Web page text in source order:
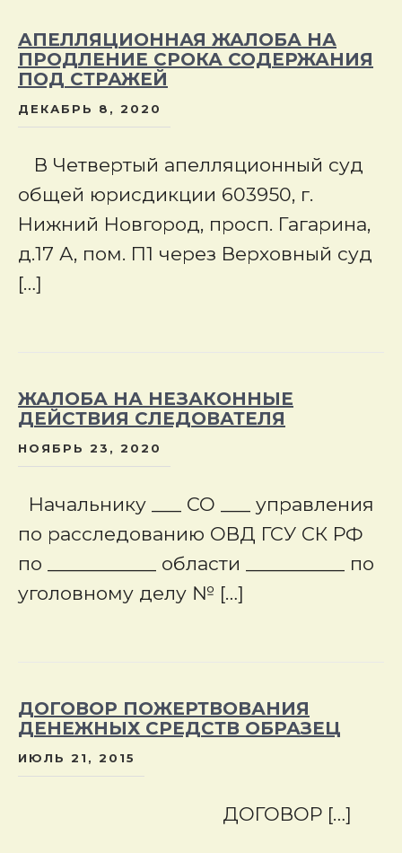
АПЕЛЛЯЦИОННАЯ ЖАЛОБА НА
ПРОДЛЕНИЕ СРОКА СОДЕРЖАНИЯ
ПОД СТРАЖЕЙ
ДЕКАБРЬ 8, 2020
В Четвертый апелляционный суд
общей юрисдикции 603950, г.
Нижний Новгород, просп. Гагарина,
д.17 А, пом. П1 через Верховный суд
[…]
ЖАЛОБА НА НЕЗАКОННЫЕ
ДЕЙСТВИЯ СЛЕДОВАТЕЛЯ
НОЯБРЬ 23, 2020
Начальнику ___ СО ___ управления
по расследованию ОВД ГСУ СК РФ
по ___________ области __________ по
уголовному делу № […]
ДОГОВОР ПОЖЕРТВОВАНИЯ
ДЕНЕЖНЫХ СРЕДСТВ ОБРАЗЕЦ
ИЮЛЬ 21, 2015
ДОГОВОР […]